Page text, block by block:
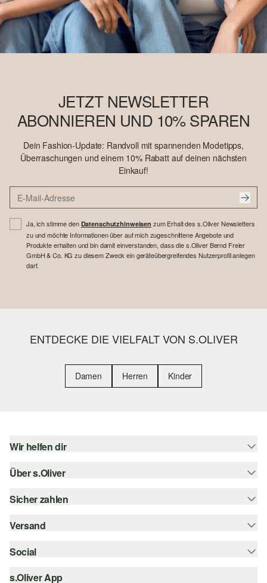
JETZT NEWSLETTER
ABONNIEREN UND 10% SPAREN
Dein Fashion-Update: Randvoll mit spannenden Modetipps,
Überraschungen und einem 10% Rabatt auf deinen nächsten
Einkauf!
Ja, ich stimme den Datenschutzhinweisen zum Erhalt des s.Oliver Newsletters
zu und möchte Informationen über auf mich zugeschnittene Angebote und
Produkte erhalten und bin damit einverstanden, dass die s.Oliver Bernd Freier
GmbH & Co. KG zu diesem Zweck ein geräteübergreifendes Nutzerprofil anlegen
darf.
ENTDECKE DIE VIELFALT VON S.OLIVER
Damen Herren Kinder
Wir helfen dir
Hilfe & FAQ
Größenberatung
Über s.Oliver
Newsletter
s.Oliver Card
Sicher zahlen
Rechnung
Kreditkarte
Versand
Sendungsverfolgung
Post AT
Social
instagram
s.Oliver App